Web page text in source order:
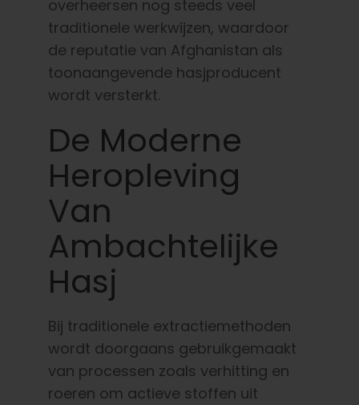
overheersen nog steeds veel
traditionele werkwijzen, waardoor
de reputatie van Afghanistan als
toonaangevende hasjproducent
wordt versterkt.
De Moderne
Heropleving
Van
Ambachtelijke
Hasj
Bij traditionele extractiemethoden
wordt doorgaans gebruikgemaakt
van processen zoals verhitting en
roeren om actieve stoffen uit